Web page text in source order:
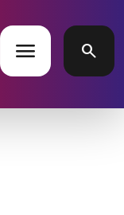
menu search